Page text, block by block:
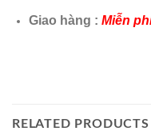
Giao hàng : Miễn
RELATED PRODUCTS